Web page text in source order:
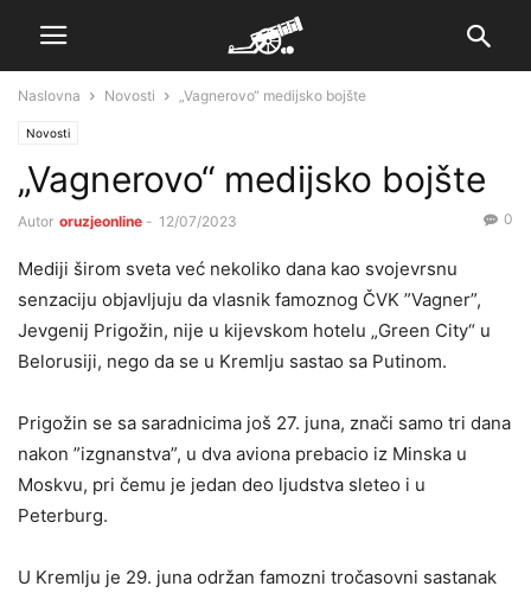
Naslovna Novosti „Vagnerovo“ medijsko bojšte
Novosti
„Vagnerovo“ medijsko bojšte
Autor oruzjeonline - 12/07/2023 0
Mediji širom sveta već nekoliko dana kao svojevrsnu
senzaciju objavljuju da vlasnik famoznog ČVK ”Vagner”,
Jevgenij Prigožin, nije u kijevskom hotelu „Green City“ u
Belorusiji, nego da se u Kremlju sastao sa Putinom.
Prigožin se sa saradnicima još 27. juna, znači samo tri dana
nakon ”izgnanstva”, u dva aviona prebacio iz Minska u
Moskvu, pri čemu je jedan deo ljudstva sleteo i u
Peterburg.
U Kremlju je 29. juna održan famozni tročasovni sastanak